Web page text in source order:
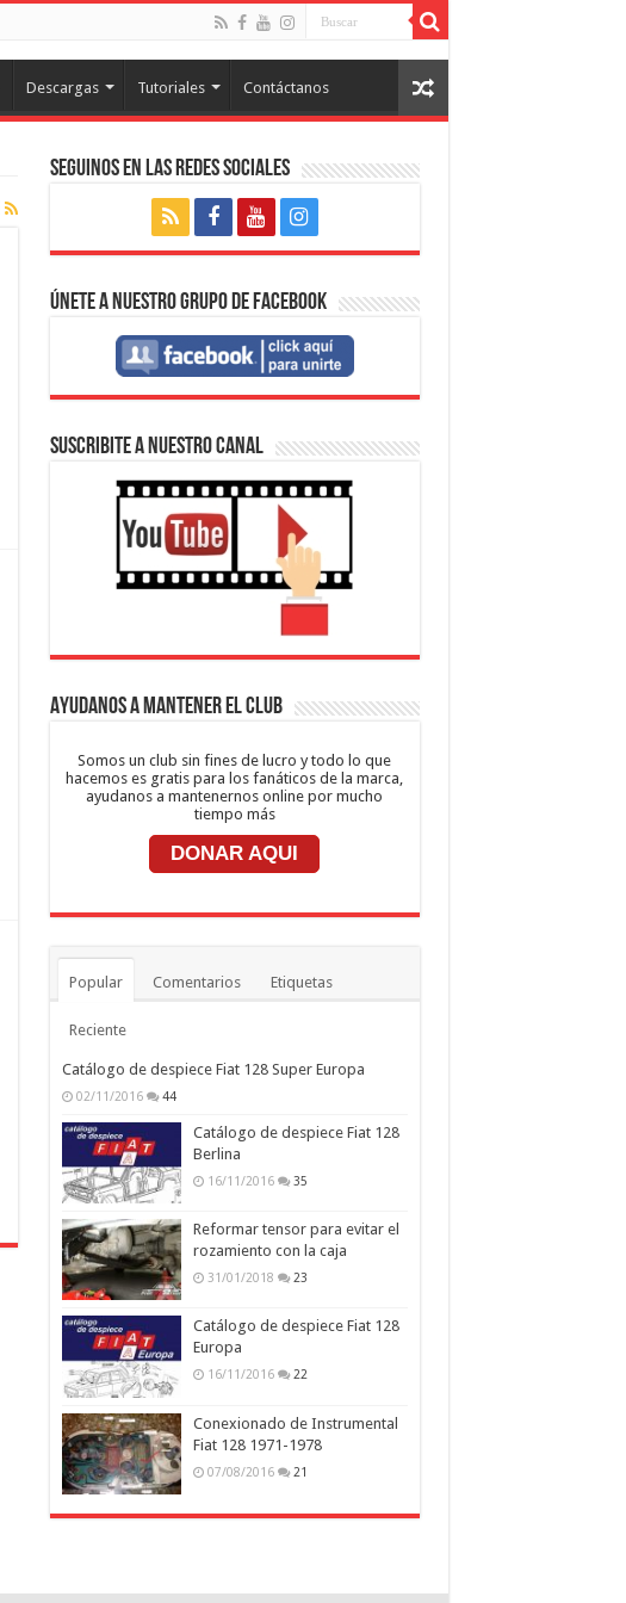
Descargas Tutoriales Contáctanos
Seguinos en las Redes Sociales
Únete a nuestro Grupo de Facebook
SUSCRIBITE A NUESTRO CANAL
Ayudanos a mantener el club
Somos un club sin fines de lucro y todo lo que
hacemos es gratis para los fanáticos de la marca,
ayudanos a mantenernos online por mucho
tiempo más
DONAR AQUI
Popular Comentarios Etiquetas
Reciente
Catálogo de despiece Fiat 128 Super Europa
02/11/2016 44
Catálogo de despiece Fiat 128
Berlina
16/11/2016 35
Reformar tensor para evitar el
rozamiento con la caja
31/01/2018 23
Catálogo de despiece Fiat 128
Europa
16/11/2016 22
Conexionado de Instrumental
Fiat 128 1971-1978
07/08/2016 21